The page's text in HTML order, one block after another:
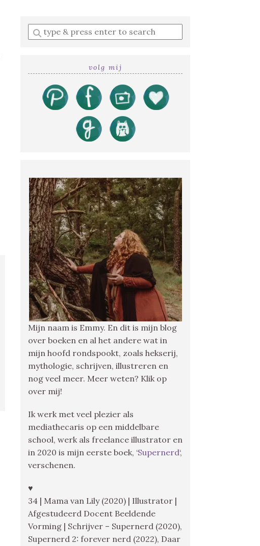
Enter
a
volg mij
Mijn naam is Emmy. En dit is mijn blog
over boeken en al het andere wat in
mijn hoofd rondspookt, zoals hekserij,
mythologie, schrijven, illustreren en
nog veel meer. Meer weten? Klik op
over mij!
Ik werk met veel plezier als
mediathecaris op een middelbare
school, werk als freelance illustrator en
in 2020 is mijn eerste boek, ‘Supernerd‘,
verschenen.
♥
34 | Mama van Lily (2020) | Illustrator |
Afgestudeerd Docent Beeldende
Vorming | Schrijver – Supernerd (2020),
Supernerd 2: forever nerd (2022), Daar